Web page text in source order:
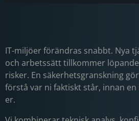
IT-miljöer förändras snabbt. Nya
och arbetssätt tillkommer
risker. En säkerhetsgranskning
förstå var ni faktiskt står, innan
er.